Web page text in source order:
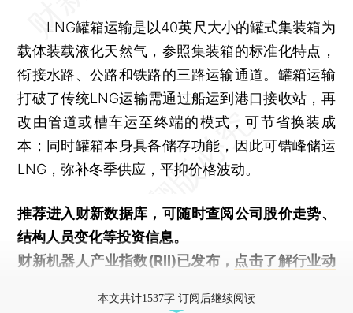
LNG罐箱运输是以40英尺大小的罐式集装箱为
载体装载液化天然气，参照集装箱的标准化特点，
衔接水路、公路和铁路的三路运输通道。罐箱运输
打破了传统LNG运输需通过船运到港口接收站，再
改由管道或槽车运至终端的模式，可节省换装成
本；同时罐箱本身具备储存功能，因此可错峰储运
LNG，弥补冬季供应，平抑价格波动。
推荐进入财新数据库 ，可随时查阅公司股价走势、
结构人员变化等投资信息。
财新机器人产业指数(RII)已发布， 点击了解行业动
本文共计1537字 订阅后继续阅读